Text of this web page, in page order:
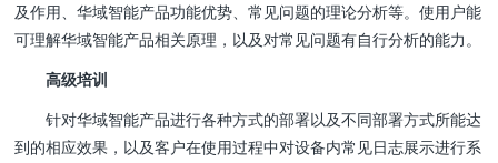
及作用、华域智能产品功能优势、常见问题的理论分析等。使用户能
可理解华域智能产品相关原理，以及对常见问题有自行分析的能力。
高级培训
针对华域智能产品进行各种方式的部署以及不同部署方式所能达
到的相应效果，以及客户在使用过程中对设备内常见日志展示进行系